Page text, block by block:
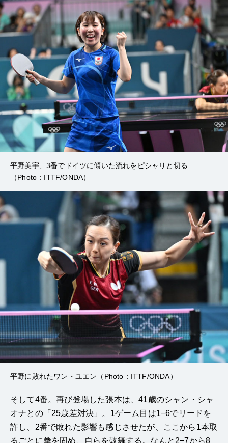
平野美宇、3番でドイツに傾いた流れをピシャリと切る
（Photo：ITTF/ONDA）
平野に敗れたワン・ユエン（Photo：ITTF/ONDA）
そして4番。再び登場した張本は、41歳のシャン・シャ
オナとの「25歳差対決」。1ゲーム目は1−6でリードを
許し、2番で敗れた影響も感じさせたが、ここから1本取
るごとに拳を固め、自らを鼓舞する。なんと2−7から8